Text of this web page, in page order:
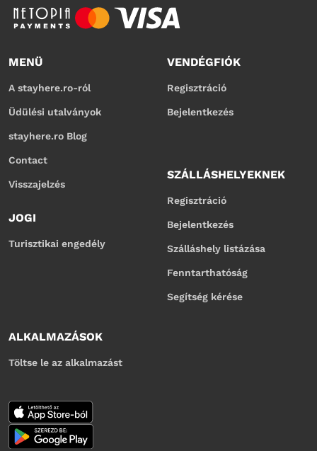
MENÜ
A stayhere.ro-ról
Üdülési utalványok
stayhere.ro Blog
Contact
Visszajelzés
JOGI
Turisztikai engedély
VENDÉGFIÓK
Regisztráció
Bejelentkezés
SZÁLLÁSHELYEKNEK
Regisztráció
Bejelentkezés
Szálláshely listázása
Fenntarthatóság
Segítség kérése
ALKALMAZÁSOK
Töltse le az alkalmazást